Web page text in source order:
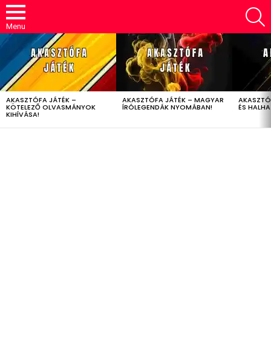
Menu
LATEST
STORIES
AKASZTÓFA JÁTÉK –
KÖTELEZŐ OLVASMÁNYOK
KIHÍVÁSA!
AKASZTÓFA JÁTÉK – MAGYAR
ÍRÓLEGENDÁK NYOMÁBAN! ÉS